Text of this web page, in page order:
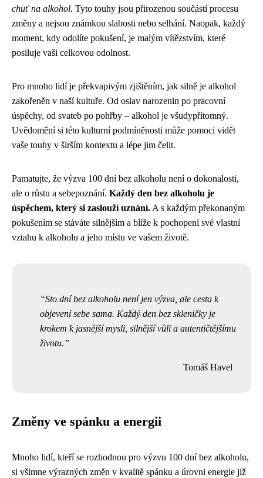
chuť na alkohol. Tyto touhy jsou přirozenou součástí procesu
změny a nejsou známkou slabosti nebo selhání. Naopak, každý
moment, kdy odolíte pokušení, je malým vítězstvím, které
posiluje vaši celkovou odolnost.
Pro mnoho lidí je překvapivým zjištěním, jak silně je alkohol
zakořeněn v naší kultuře. Od oslav narozenin po pracovní
úspěchy, od svateb po pohřby – alkohol je všudypřítomný.
Uvědomění si této kulturní podmíněnosti může pomoci vidět
vaše touhy v širším kontextu a lépe jim čelit.
Pamatujte, že výzva 100 dní bez alkoholu není o dokonalosti,
ale o růstu a sebepoznání. Každý den bez alkoholu je
úspěchem, který si zaslouží uznání. A s každým překonaným
pokušením se stáváte silnějším a blíže k pochopení své vlastní
vztahu k alkoholu a jeho místu ve vašem životě.
Sto dní bez alkoholu není jen výzva, ale cesta k
objevení sebe sama. Každý den bez skleničky je
krokem k jasnější mysli, silnější vůli a autentičtějšímu
životu.
Tomáš Havel
Změny ve spánku a energii
Mnoho lidí, kteří se rozhodnou pro výzvu 100 dní bez alkoholu,
si všimne výrazných změn v kvalitě spánku a úrovni energie již